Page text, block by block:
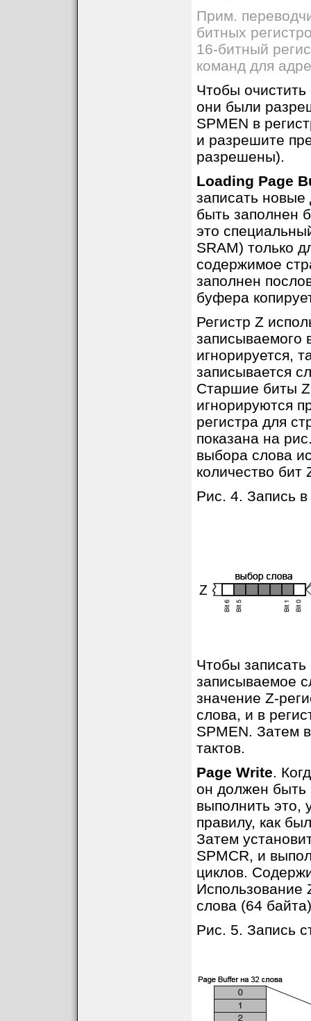
Прим.
битных
16-битный
команд для
Чтобы очистить
они были
SPMEN в
и разрешите
разрешены).
Loading Page
записать
быть заполнен
это
SRAM) только
содержимое
заполнен
буфера
Регистр Z
записываемого
игнорируется,
записывается
Старшие биты
игнорируются
регистра для
показана на
выбора слова
количество бит
Рис. 4. Запись
Чтобы записать
записываемое
значение Z-
слова, и в
SPMEN. Затем
тактов.
Page Write.
он должен быть
выполнить это,
правилу, как
Затем
SPMCR, и
циклов.
Использование
слова (64
Рис. 5. Запись